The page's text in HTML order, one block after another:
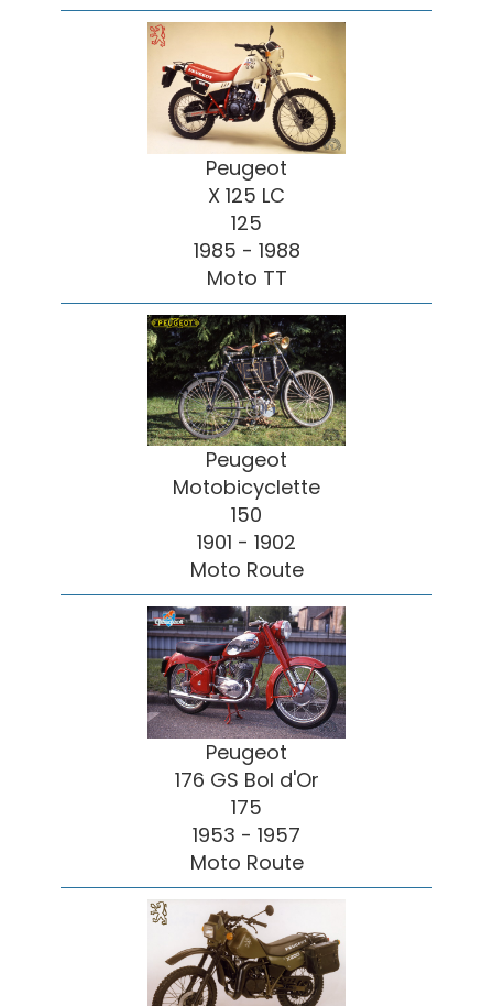
Peugeot
X 125 LC
125
1985 - 1988
Moto TT
Peugeot
Motobicyclette
150
1901 - 1902
Moto Route
Peugeot
176 GS Bol d'Or
175
1953 - 1957
Moto Route